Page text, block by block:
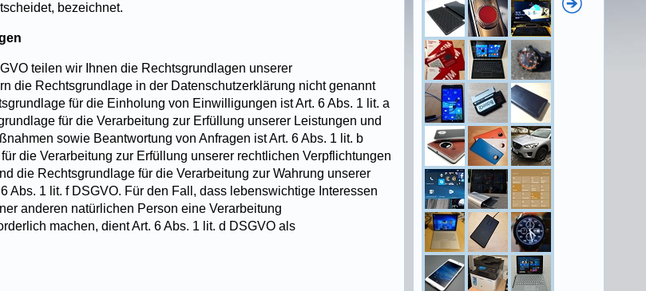
bezeichnet.
teilen wir Ihnen die Rechtsgrundlagen unserer
die Rechtsgrundlage in der Datenschutzerklärung nicht genannt
für die Einholung von Einwilligungen ist Art. 6 Abs. 1 lit. a
für die Verarbeitung zur Erfüllung unserer Leistungen und
sowie Beantwortung von Anfragen ist Art. 6 Abs. 1 lit. b
die Verarbeitung zur Erfüllung unserer rechtlichen Verpflichtungen
die Rechtsgrundlage für die Verarbeitung zur Wahrung unserer
Abs. 1 lit. f DSGVO. Für den Fall, dass lebenswichtige Interessen
anderen natürlichen Person eine Verarbeitung
machen, dient Art. 6 Abs. 1 lit. d DSGVO als